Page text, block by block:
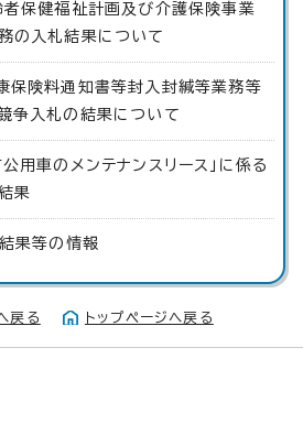
保健福祉計画及び介護保険事業
の入札結果について
保険料通知書等封入封緘等業務等
争入札の結果について
用車のメンテナンスリース」に係る
果
結果等の情報
戻る トップページへ戻る